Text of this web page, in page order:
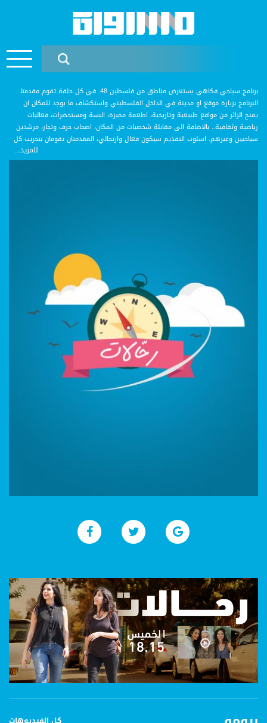
برنامج سياحي فكاهي يستعرض مناطق من فلسطين 48. في كل حلقة تقوم مقدمتا
البرنامج بزيارة موقع او مدينة في الداخل الفلسطيني واستكشاف ما يوجد للمكان ان
يمنح الزائر من مواقع طبيعية وتاريخية، اطعمة مميزة، البسة ومستحضرات، فعاليات
رياضية وثقافية.. بالاضافة الى مقابلة شخصيات من المكان، اصحاب حرف وتجار، مرشدين
سياحيين وغيرهم. اسلوب التقديم سيكون فعال وارتجالي، المقدمتان تقومان بتجريب كل
ما للمكان ان يعطيه والحديث مع الشخصيات يتعدى المقابلات النمطية للحوار الديناميكي
المربوط بالتفاعل والتجربة الذاتية
للمزيد...